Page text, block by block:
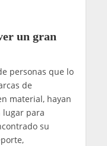
un gran
personas que lo
de
material, hayan
lugar para
su